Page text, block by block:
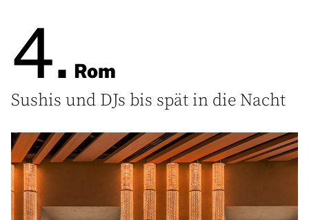
4. Rom
Sushis und DJs bis spät in die Nacht